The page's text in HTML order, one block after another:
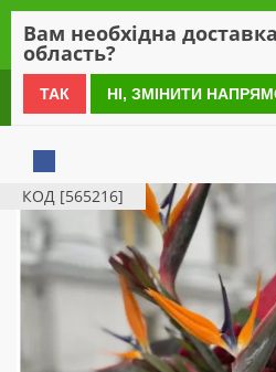
0 800 21 54 55
КОД [565216]
Вам необхідна
область?
ТАК НІ, ЗМІНИТИ